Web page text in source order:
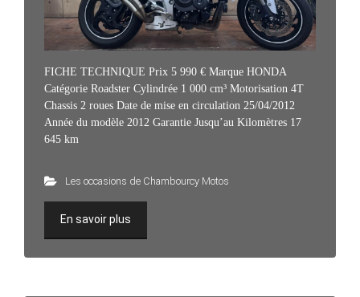
FICHE TECHNIQUE Prix 5 990 € Marque HONDA
Catégorie Roadster Cylindrée 1 000 cm³ Motorisation 4T
Chassis 2 roues Date de mise en circulation 25/04/2012
Année du modèle 2012 Garantie Jusqu’au Kilomètres 17
645 km
Les occasions de Chambourcy Motos
En savoir plus